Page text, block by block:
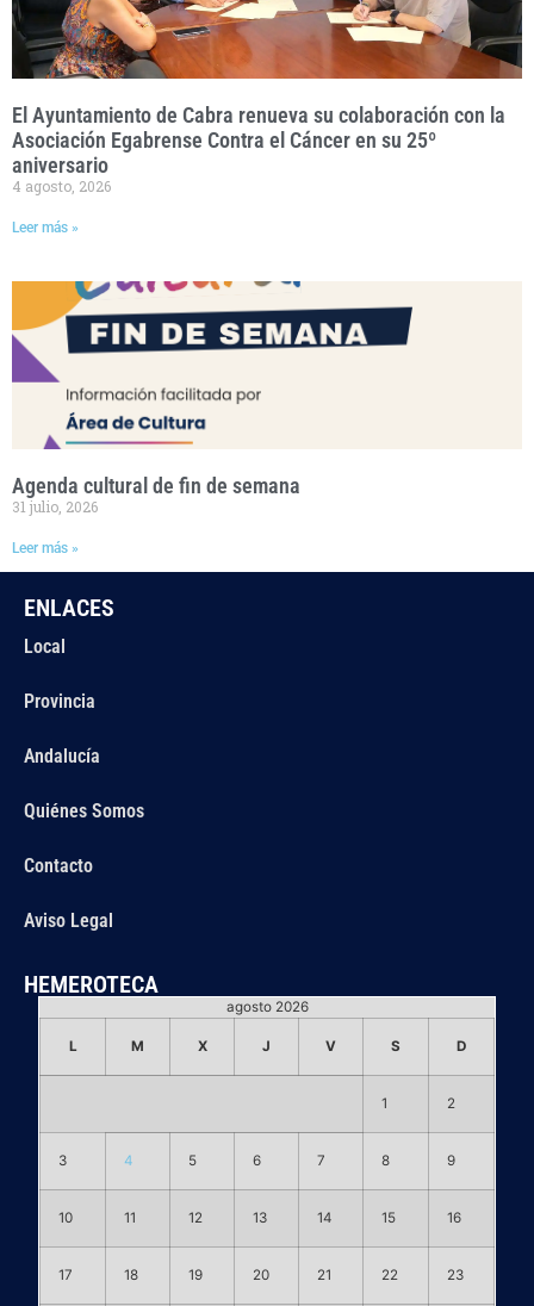
El Ayuntamiento de Cabra renueva su colaboración con la
Asociación Egabrense Contra el Cáncer en su 25º
aniversario
4 agosto, 2026
Leer más »
Agenda cultural de fin de semana
31 julio, 2026
Leer más »
ENLACES
Local
Provincia
Andalucía
Quiénes Somos
Contacto
Aviso Legal
HEMEROTECA
agosto 2026
L M X J V S D
1 2
3 4 5 6 7 8 9
10 11 12 13 14 15 16
17 18 19 20 21 22 23